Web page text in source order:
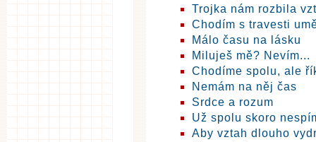
Trojka nám rozbila
Chodím s travesti
Málo času na lásku
Miluješ mě? Nevím...
Chodíme spolu, ale
Nemám na něj čas
Srdce a rozum
Už spolu skoro
Aby vztah dlouho